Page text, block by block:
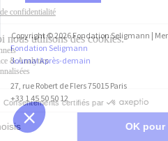
Copyright © 2026Fondation Seligmann |
Fondation Seligmann
Journal Après-demain
27, rue Robert de Flers 75015 Paris
+33 1 45 50 50 12